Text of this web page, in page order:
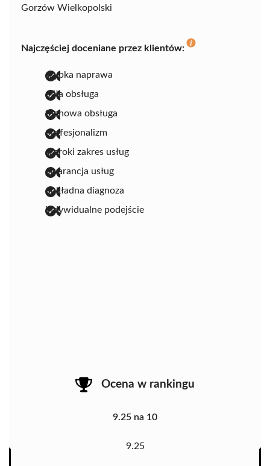
Gorzów Wielkopolski
Najczęściej doceniane przez klientów:
szybka naprawa
miła obsługa
fachowa obsługa
profesjonalizm
szeroki zakres usług
gwarancja usług
dokładna diagnoza
indywidualne podejście
Ocena w rankingu
9.25 na 10
9.25